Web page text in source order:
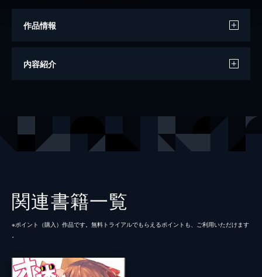
作品情報
原作
掲載誌 ジャンプSQ.
内容紹介
関連書籍一覧
※ポイント（購⼊）作品です。無料トライアルでもらえるポイントも、ご利⽤いただけます